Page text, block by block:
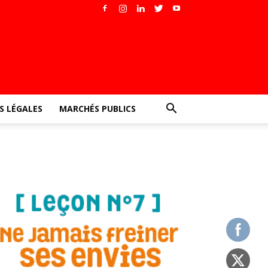
LÉGALES MARCHÉS PUBLICS